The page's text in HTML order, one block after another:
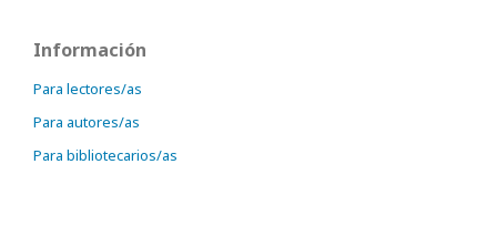
Información
Para lectores/as
Para autores/as
Para bibliotecarios/as